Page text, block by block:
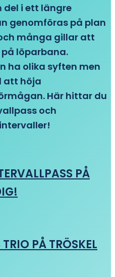
del i ett längre
genomföras på plan
många gillar att
löparbana.
ha olika syften men
att höja
Här hittar du
och
PÅ
PÅ TRÖSKEL